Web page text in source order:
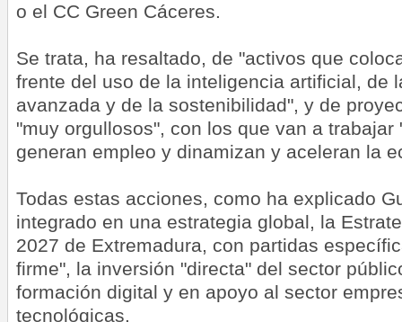
o el CC Green Cáceres.
Se trata, ha resaltado, de "activos que
frente del uso de la inteligencia artificial, de
avanzada y de la sostenibilidad", y de
"muy orgullosos", con los que van a trabajar
generan empleo y dinamizan y aceleran la
Todas estas acciones, como ha explicado
integrado en una estrategia global, la
2027 de Extremadura, con partidas
firme", la inversión "directa" del sector
formación digital y en apoyo al sector
tecnológicas.